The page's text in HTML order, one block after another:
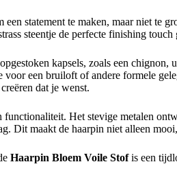
statement te maken, maar niet te
steentje de perfecte finishing
kapsels, zoals een chignon,
een bruiloft of andere formele
dat je wenst.
Het stevige metalen
Dit maakt de haarpin niet alleen
Haarpin Bloem Voile Stofis een